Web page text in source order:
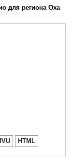
для региона Оха
HTML